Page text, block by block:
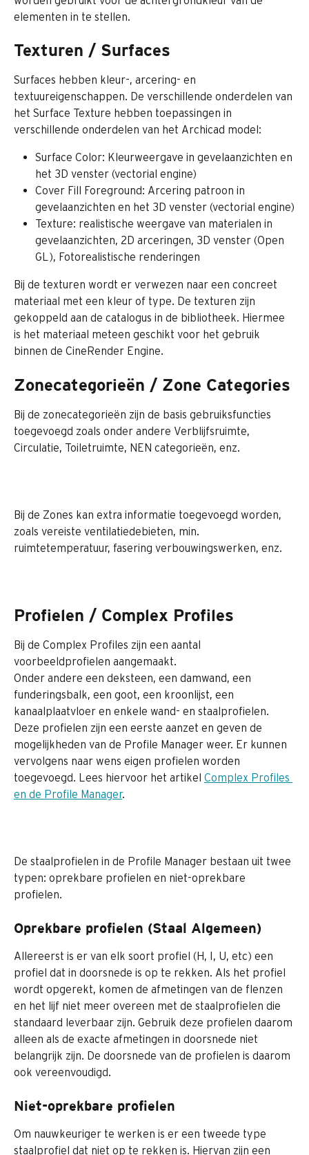
elementen in te stellen.
Texturen / Surfaces
Surfaces hebben kleur-, arcering- en
textuureigenschappen. De verschillende onderdelen van
het Surface Texture hebben toepassingen in
verschillende onderdelen van het Archicad model:
Surface Color: Kleurweergave in gevelaanzichten en
het 3D venster (vectorial engine)
Cover Fill Foreground: Arcering patroon in
gevelaanzichten en het 3D venster (vectorial engine)
Texture: realistische weergave van materialen in
gevelaanzichten, 2D arceringen, 3D venster (Open
GL), Fotorealistische renderingen
Bij de texturen wordt er verwezen naar een concreet
materiaal met een kleur of type. De texturen zijn
gekoppeld aan de catalogus in de bibliotheek. Hiermee
is het materiaal meteen geschikt voor het gebruik
binnen de CineRender Engine.
Zonecategorieën / Zone Categories
Bij de zonecategorieën zijn de basis gebruiksfuncties
toegevoegd zoals onder andere Verblijfsruimte,
Circulatie, Toiletruimte, NEN categorieën, enz.
Bij de Zones kan extra informatie toegevoegd worden,
zoals vereiste ventilatiedebieten, min.
ruimtetemperatuur, fasering verbouwingswerken, enz.
Profielen / Complex Profiles
Bij de Complex Profiles zijn een aantal
voorbeeldprofielen aangemaakt.
Onder andere een deksteen, een damwand, een
funderingsbalk, een goot, een kroonlijst, een
kanaalplaatvloer en enkele wand- en staalprofielen.
Deze profielen zijn een eerste aanzet en geven de
mogelijkheden van de Profile Manager weer. Er kunnen
vervolgens naar wens eigen profielen worden
toegevoegd. Lees hiervoor het artikel Complex Profiles
en de Profile Manager.
De staalprofielen in de Profile Manager bestaan uit twee
typen: oprekbare profielen en niet-oprekbare
profielen.
Oprekbare profielen (Staal Algemeen)
Allereerst is er van elk soort profiel (H, I, U, etc) een
profiel dat in doorsnede is op te rekken. Als het profiel
wordt opgerekt, komen de afmetingen van de flenzen
en het lijf niet meer overeen met de staalprofielen die
standaard leverbaar zijn. Gebruik deze profielen daarom
alleen als de exacte afmetingen in doorsnede niet
belangrijk zijn. De doorsnede van de profielen is daarom
ook vereenvoudigd.
Niet-oprekbare profielen
Om nauwkeuriger te werken is er een tweede type
staalprofiel dat niet op te rekken is. Hiervan zijn een